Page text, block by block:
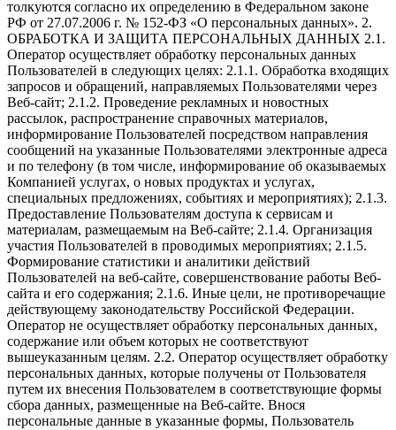
толкуются согласно их определению в Федеральном законе
РФ от 27.07.2006 г. № 152-ФЗ «О персональных данных». 2.
ОБРАБОТКА И ЗАЩИТА ПЕРСОНАЛЬНЫХ ДАННЫХ 2.1.
Оператор осуществляет обработку персональных данных
Пользователей в следующих целях: 2.1.1. Обработка входящих
запросов и обращений, направляемых Пользователями через
Веб-сайт; 2.1.2. Проведение рекламных и новостных
рассылок, распространение справочных материалов,
информирование Пользователей посредством направления
сообщений на указанные Пользователями электронные адреса
и по телефону (в том числе, информирование об оказываемых
Компанией услугах, о новых продуктах и услугах,
специальных предложениях, событиях и мероприятиях); 2.1.3.
Предоставление Пользователям доступа к сервисам и
материалам, размещаемым на Веб-сайте; 2.1.4. Организация
участия Пользователей в проводимых мероприятиях; 2.1.5.
Формирование статистики и аналитики действий
Пользователей на веб-сайте, совершенствование работы Веб-
сайта и его содержания; 2.1.6. Иные цели, не противоречащие
действующему законодательству Российской Федерации.
Оператор не осуществляет обработку персональных данных,
содержание или объем которых не соответствуют
вышеуказанным целям. 2.2. Оператор осуществляет обработку
персональных данных, которые получены от Пользователя
путем их внесения Пользователем в соответствующие формы
сбора данных, размещенные на Веб-сайте. Внося
персональные данные в указанные формы, Пользователь